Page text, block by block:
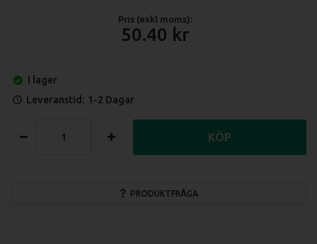
Pris (exkl moms):
50.40
I lager
Leveranstid: 1-2 Dagar
PRODUKTFRÅGA
KÖP